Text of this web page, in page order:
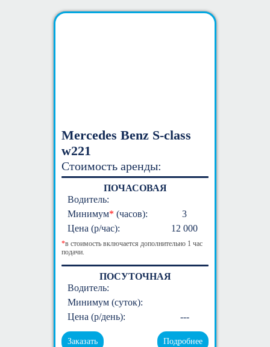
Mercedes Benz S-class
w221
Стоимость аренды:
ПОЧАСОВАЯ
Водитель:
Минимум* (часов):
3
Цена (р/час):
12 000
*в стоимость включается дополнительно 1 час
подачи.
ПОСУТОЧНАЯ
Водитель:
Минимум (суток):
Цена (р/день):
---
Заказать Подробнее